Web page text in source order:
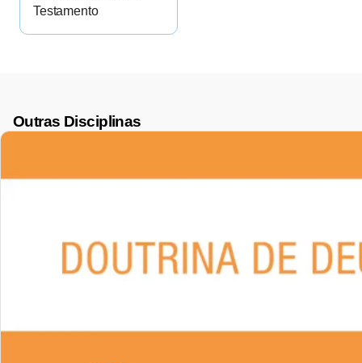
Testamento
Outras Disciplinas